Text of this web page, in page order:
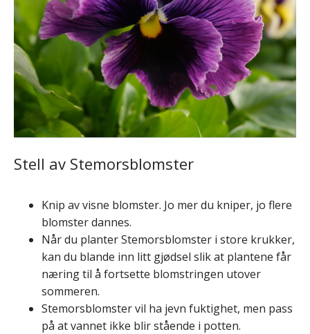
Stell av Stemorsblomster
Knip av visne blomster. Jo mer du kniper, jo flere
blomster dannes.
Når du planter Stemorsblomster i store krukker,
kan du blande inn litt gjødsel slik at plantene får
næring til å fortsette blomstringen utover
sommeren.
Stemorsblomster vil ha jevn fuktighet, men pass
på at vannet ikke blir stående i potten.